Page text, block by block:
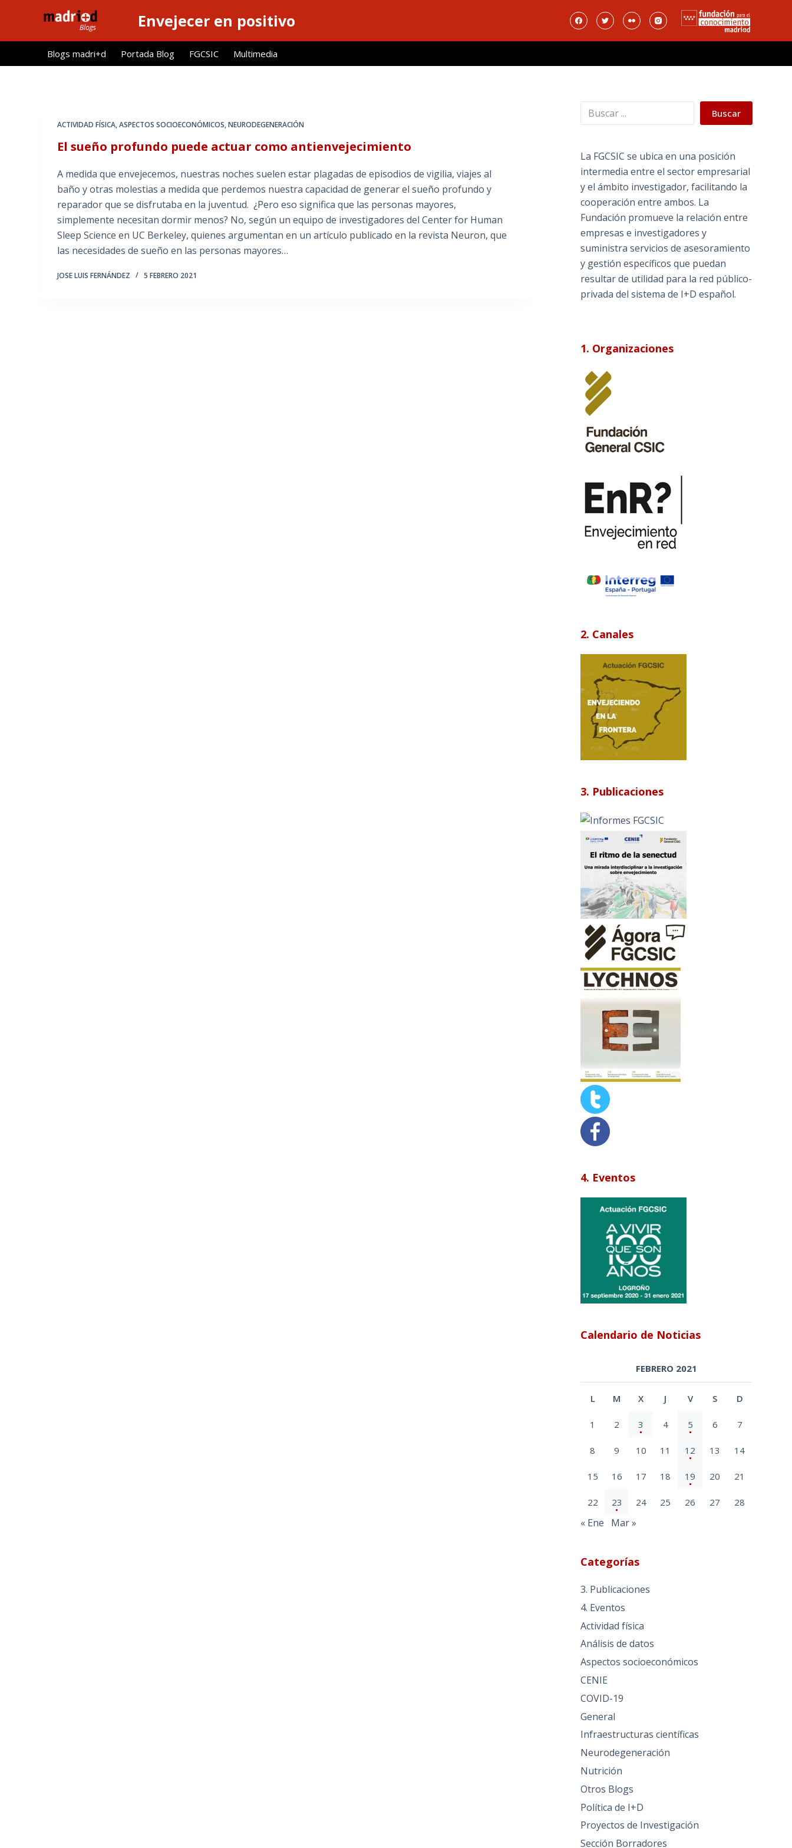
l
Envejecer en positivo
Blogs madri+d Portada Blog FGCSIC Multimedia
ACTIVIDAD FÍSICA,ASPECTOS SOCIOECONÓMICOS,NEURODEGENERACIÓN
El sueño profundo puede actuar como antienvejecimiento
A medida que envejecemos, nuestras noches suelen estar plagadas de episodios de vigilia, viajes al
baño y otras molestias a medida que perdemos nuestra capacidad de generar el sueño profundo y
reparador que se disfrutaba en la juventud. ¿Pero eso significa que las personas mayores,
simplemente necesitan dormir menos? No, según un equipo de investigadores del Center for Human
Sleep Science en UC Berkeley, quienes argumentan en un artículo publicado en la revista Neuron, que
las necesidades de sueño en las personas mayores…
JOSE LUIS FERNÁNDEZ 5 FEBRERO 2021
Buscar Buscar
La FGCSIC se ubica en una posición
intermedia entre el sector empresarial
y el ámbito investigador, facilitando la
cooperación entre ambos. La
Fundación promueve la relación entre
empresas e investigadores y
suministra servicios de asesoramiento
y gestión específicos que puedan
resultar de utilidad para la red público-
privada del sistema de I+D español.
1. Organizaciones
2. Canales
3. Publicaciones
4. Eventos
Calendario de Noticias
FEBRERO 2021
L M X J V S D
1 2 3 4 5 6 7
8 9 10 11 12 13 14
15 16 17 18 19 20 21
22 23 24 25 26 27 28
« Ene Mar »
Categorías
3. Publicaciones
4. Eventos
Actividad física
Análisis de datos
Aspectos socioeconómicos
CENIE
COVID-19
General
Infraestructuras científicas
Neurodegeneración
Nutrición
Otros Blogs
Política de I+D
Proyectos de Investigación
Sección Borradores